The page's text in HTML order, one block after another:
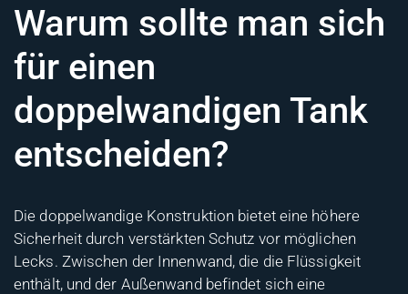
Warum sollte man sich
für einen
doppelwandigen Tank
entscheiden?
Die doppelwandige Konstruktion bietet eine höhere
Sicherheit durch verstärkten Schutz vor möglichen
Lecks. Zwischen der Innenwand, die die Flüssigkeit
enthält, und der Außenwand befindet sich eine